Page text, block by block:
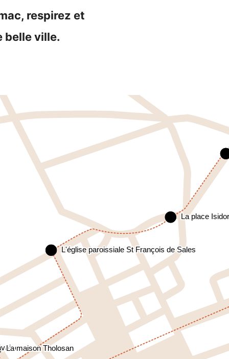
respirez et
belle ville.